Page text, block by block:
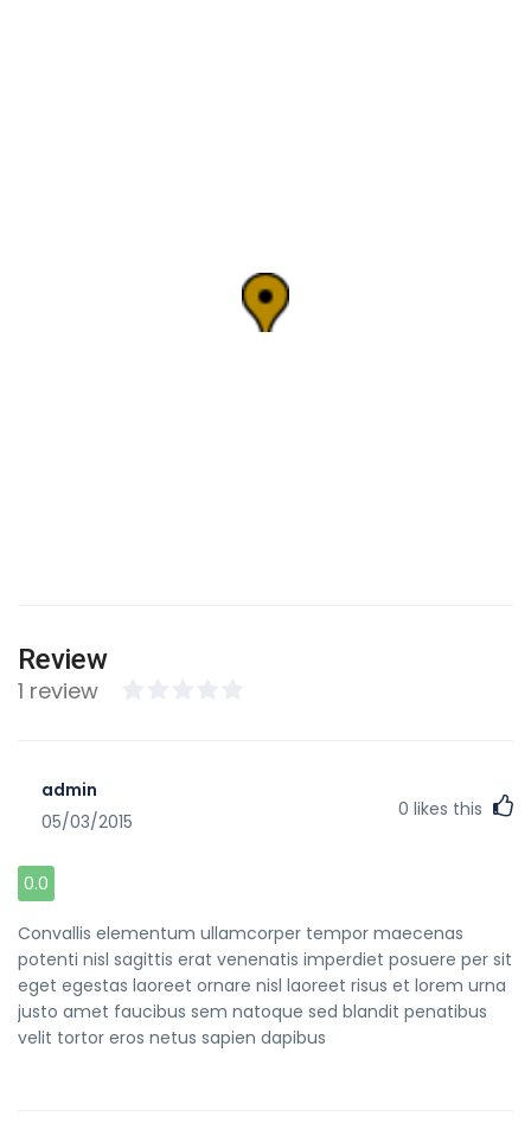
Review
1 review
admin
05/03/2015
0 likes this
0.0
Convallis elementum ullamcorper tempor maecenas
potenti nisl sagittis erat venenatis imperdiet posuere per sit
eget egestas laoreet ornare nisl laoreet risus et lorem urna
justo amet faucibus sem natoque sed blandit penatibus
velit tortor eros netus sapien dapibus